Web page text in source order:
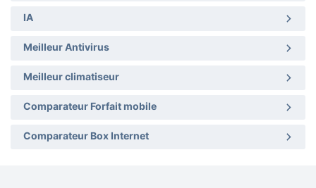
IA
Meilleur Antivirus
Meilleur climatiseur
Comparateur Forfait mobile
Comparateur Box Internet